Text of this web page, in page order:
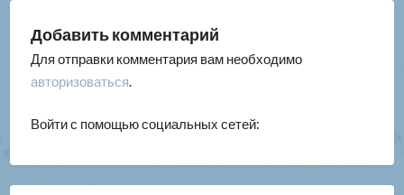
Добавить комментарий
Для отправки комментария вам необходимо
авторизоваться.
Войти с помощью социальных сетей: